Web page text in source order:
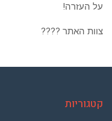
על העזרה!
צוות האתר ????
קטגוריות